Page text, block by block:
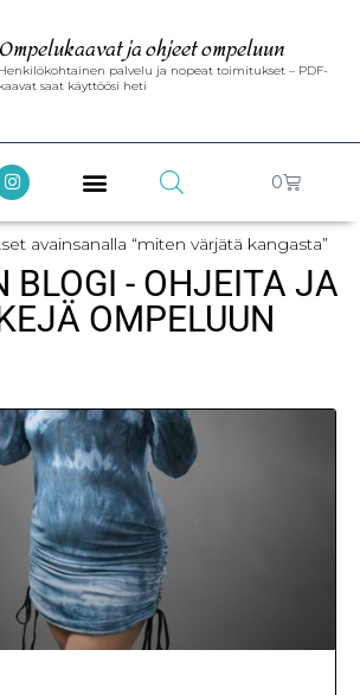
Ompelukaavat ja ohjeet ompeluun
Henkilökohtainen palvelu ja nopeat toimitukset – PDF-
kaavat saat käyttöösi heti
0
avainsanalla “miten värjätä kangasta”
BLOGI - OHJEITA JA
OMPELUUN